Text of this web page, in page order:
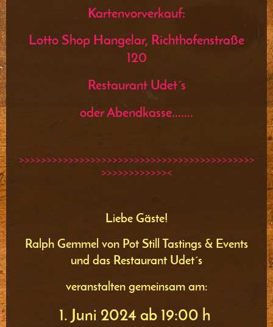
Kartenvorverkauf:
Lotto Shop Hangelar, Richthofenstraße
120
Restaurant Udet´s
oder Abendkasse.......
>>>>>>>>>>>>>>>>>>>>>>>>>>>>>>>>>>>>>>>>>>>
>>>>>>>>>>>><
Liebe Gäste!
Ralph Gemmel von Pot Still Tastings & Events
und das Restaurant Udet´s
veranstalten gemeinsam am:
1. Juni 2024 ab 19:00 h